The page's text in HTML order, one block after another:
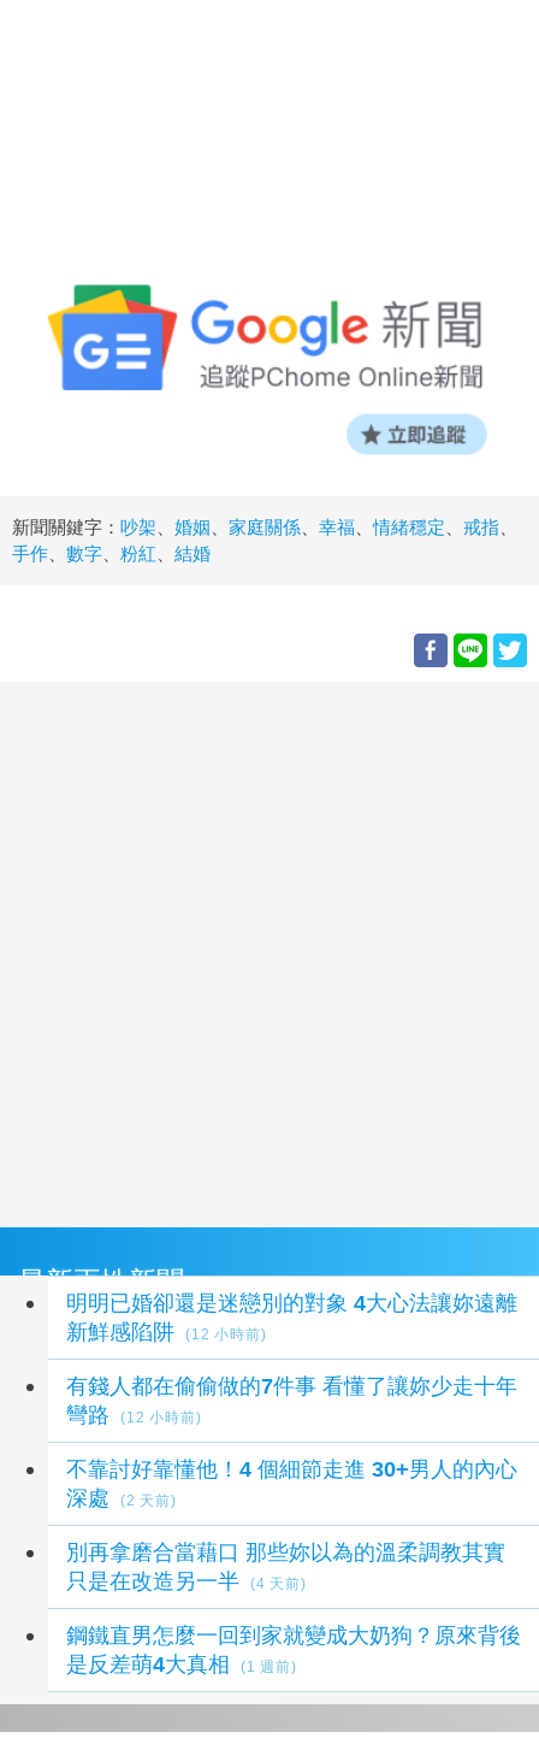
新聞關鍵字： 吵架 婚姻 家庭關係 幸福 、情緒穩定 戒指
手作
數字 粉紅 結婚
最新兩性新聞
明明已婚卻還是迷戀別的對象 4大心法讓妳遠離
新鮮感陷阱
(12 小時前)
有錢人都在偷偷做的7件事 看懂了讓妳少走十年
彎路
(12 小時前)
不靠討好靠懂他！4 個細節走進 30+男人的內心
深處
(2 天前)
別再拿磨合當藉口 那些妳以為的溫柔調教其實
只是在改造另一半
(4 天前)
鋼鐵直男怎麼一回到家就變成大奶狗？原來背後
是反差萌4大真相
(1 週前)